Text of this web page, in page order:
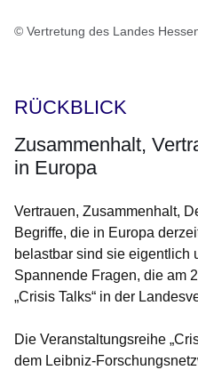
© Vertretung des Landes
RÜCKBLICK
Zusammenhalt,
in Europa
Vertrauen, Zusammenhalt,
Begriffe, die in Europa
belastbar sind sie eigentlich
Spannende Fragen, die am
„Crisis Talks“ in der
Die Veranstaltungsreihe
dem Leibniz-